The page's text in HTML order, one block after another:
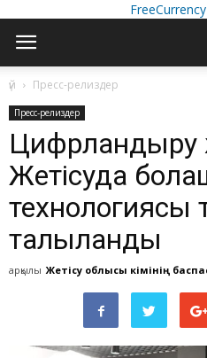
үй Пресс-релиздер
Пресс-релиздер
Жетісуда
технологиясы
талқыланды
арқылы Жетісу облысы әкімінің